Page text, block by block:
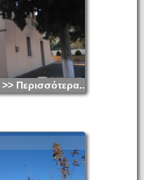
>> Περισσότερα...